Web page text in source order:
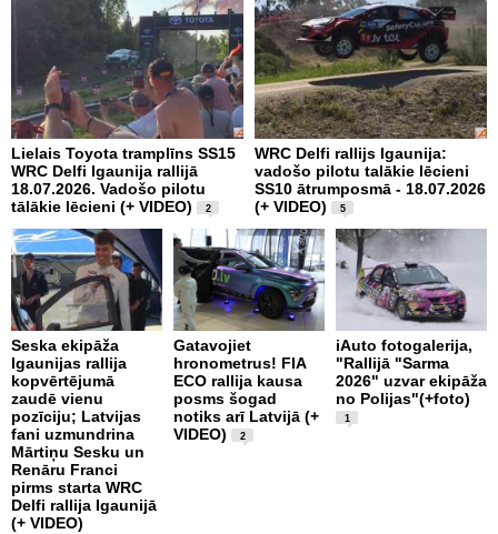
Lielais Toyota tramplīns SS15
WRC Delfi Igaunija rallijā
18.07.2026. Vadošo pilotu
tālākie lēcieni (+ VIDEO)
2
WRC Delfi rallijs Igaunija:
vadošo pilotu talākie lēcieni
SS10 ātrumposmā - 18.07.2026
(+ VIDEO)
5
Seska ekipāža
Igaunijas rallija
kopvērtējumā
zaudē vienu
pozīciju; Latvijas
fani uzmundrina
Mārtiņu Sesku un
Renāru Franci
pirms starta WRC
Delfi rallija Igaunijā
(+ VIDEO)
Gatavojiet
hronometrus! FIA
ECO rallija kausa
posms šogad
notiks arī Latvijā (+
VIDEO)
2
iAuto fotogalerija,
"Rallijā "Sarma
2026" uzvar ekipāža
no Polijas"(+foto)
1